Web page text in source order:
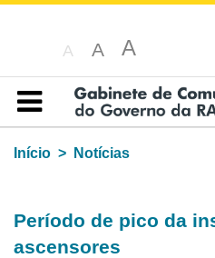
A A A
Índice
Início
Notícias
Período de pico da
ascensores